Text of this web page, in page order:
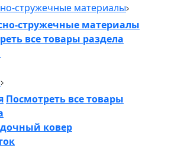
стружечные материалы
стружечные материалы
все товары раздела
Посмотреть все товары
ковер